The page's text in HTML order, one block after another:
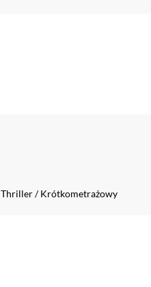
Thriller/Krótkometrażowy